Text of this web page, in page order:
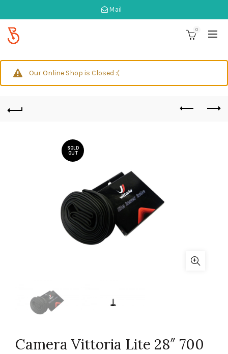
Mail
0
Our Online Shop is Closed :(
SOLD
OUT
Camera Vittoria Lite 28″ 700